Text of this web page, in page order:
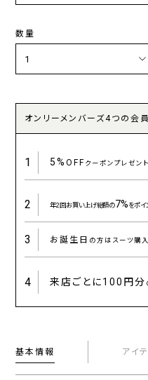
数量
オンリーメンバーズ4つの会
1 5%OFFクーポンプレゼント
2 年2回お買い上げ総額の7%をポイ
3 お誕生日 の方はスーツ購
4 来店ごとに100円分
基本情報 アイ